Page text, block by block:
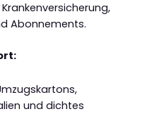
Abonnements.
und dichtes